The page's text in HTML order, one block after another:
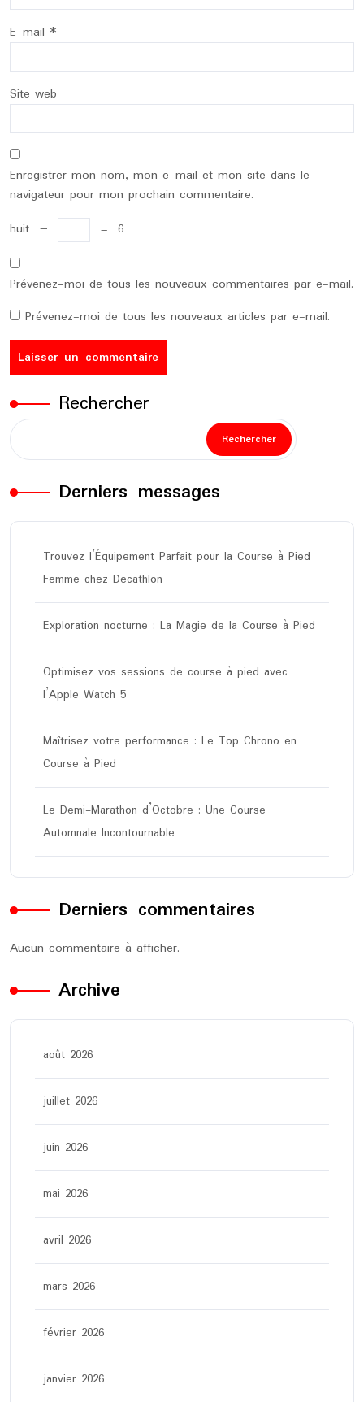
E-mail *
Site web
Enregistrer mon nom, mon e-mail et mon site dans le
navigateur pour mon prochain commentaire.
huit − = 6
Prévenez-moi de tous les nouveaux commentaires par e-mail.
Prévenez-moi de tous les nouveaux articles par e-mail.
Rechercher
Rechercher
Derniers messages
Trouvez l’Équipement Parfait pour la Course à Pied
Femme chez Decathlon
Exploration nocturne : La Magie de la Course à Pied
Optimisez vos sessions de course à pied avec
l’Apple Watch 5
Maîtrisez votre performance : Le Top Chrono en
Course à Pied
Le Demi-Marathon d’Octobre : Une Course
Automnale Incontournable
Derniers commentaires
Aucun commentaire à afficher.
Archive
août 2026
juillet 2026
juin 2026
mai 2026
avril 2026
mars 2026
février 2026
janvier 2026